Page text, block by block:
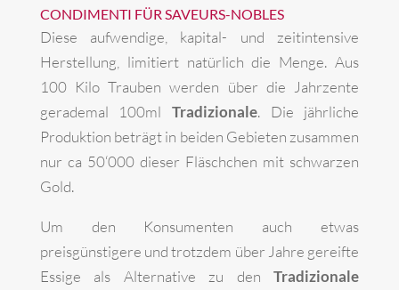
CONDIMENTI FÜR SAVEURS-NOBLES
Diese aufwendige, kapital- und zeitintensive
Herstellung, limitiert natürlich die Menge. Aus
100 Kilo Trauben werden über die Jahrzente
gerademal 100ml Tradizionale. Die jährliche
Produktion beträgt in beiden Gebieten zusammen
nur ca 50‘000 dieser Fläschchen mit schwarzen
Gold.
Um den Konsumenten auch etwas
preisgünstigere und trotzdem über Jahre gereifte
Essige als Alternative zu denTradizionale